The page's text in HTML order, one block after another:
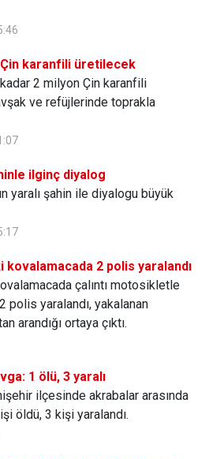
Çin karanfili üretilecek
kadar 2 milyon Çin karanfili
ve refüjlerinde toprakla
ilginç diyalog
yaralı şahin ile diyalogu büyük
kovalamacada 2 polis yaralandı
çalıntı motosikletle
polis yaralandı, yakalanan
arandığı ortaya çıktı.
1 ölü, 3 yaralı
ilçesinde akrabalar arasında
öldü, 3 kişi yaralandı.